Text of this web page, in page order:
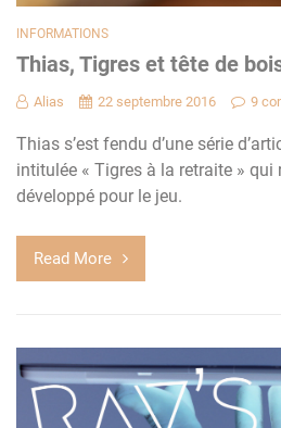
INFORMATIONS
Thias, Tigres et tête de
Alias 22 septembre 2016 9
Thias s’est fendu d’une série
intitulée « Tigres à la retraite » qui
développé pour le jeu.
Read More